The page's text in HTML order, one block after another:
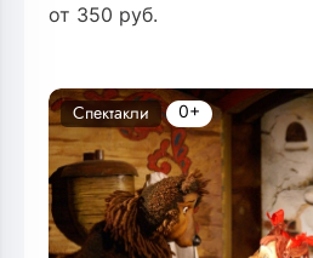
от 350 руб.
Спектакли 0+